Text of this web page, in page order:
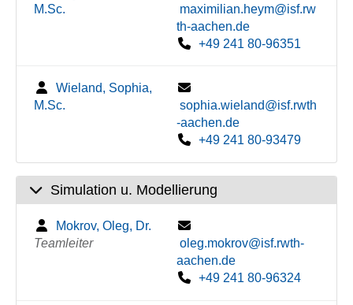
M.Sc.
maximilian.heym@isf.rw
th-aachen.de
+49 241 80-96351
Wieland, Sophia,
M.Sc.
sophia.wieland@isf.rwth
-aachen.de
+49 241 80-93479
Simulation u. Modellierung
Mokrov, Oleg, Dr.
Teamleiter
oleg.mokrov@isf.rwth-
aachen.de
+49 241 80-96324